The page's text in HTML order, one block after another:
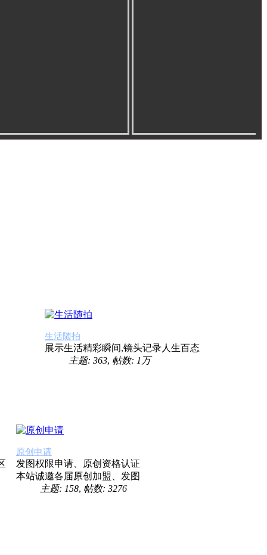
生活随拍
展示生活精彩瞬间,镜头记录人生百态
主题: 363, 帖数: 1万
原创申请
发图权限申请、原创资格认证
本站诚邀各届原创加盟、发图
主题: 158, 帖数: 3276